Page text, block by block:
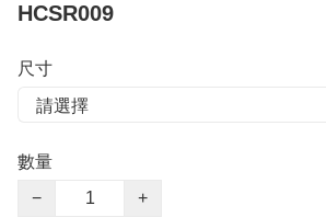
HCSR009
尺寸
數量
−
+